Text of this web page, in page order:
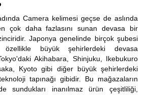
Camera kelimesi geçse de aslında
çok daha fazlasını sunan devasa bir
Japonya genelinde birçok şubesi
özellikle büyük şehirlerdeki devasa
Akihabara, Shinjuku, Ikebukuro
Kyoto gibi diğer büyük şehirlerdeki
tapınağı gibidir. Bu mağazaların
sundukları inanılmaz ürün çeşitliliği,